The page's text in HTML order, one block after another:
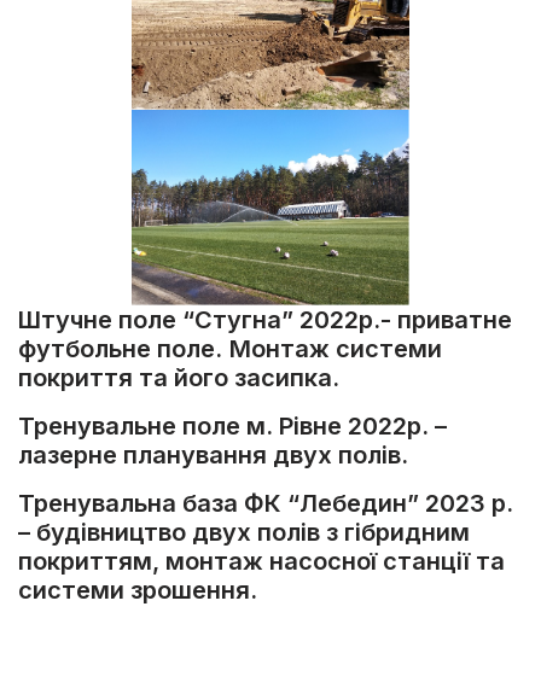
Штучне поле “Стугна” 2022р.- приватне
футбольне поле. Монтаж системи
покриття та його засипка.
Тренувальне поле м. Рівне 2022р. –
лазерне планування двух полів.
Тренувальна база ФК “Лебедин” 2023 р.
– будівництво двух полів з гібридним
покриттям, монтаж насосної станції та
системи зрошення.